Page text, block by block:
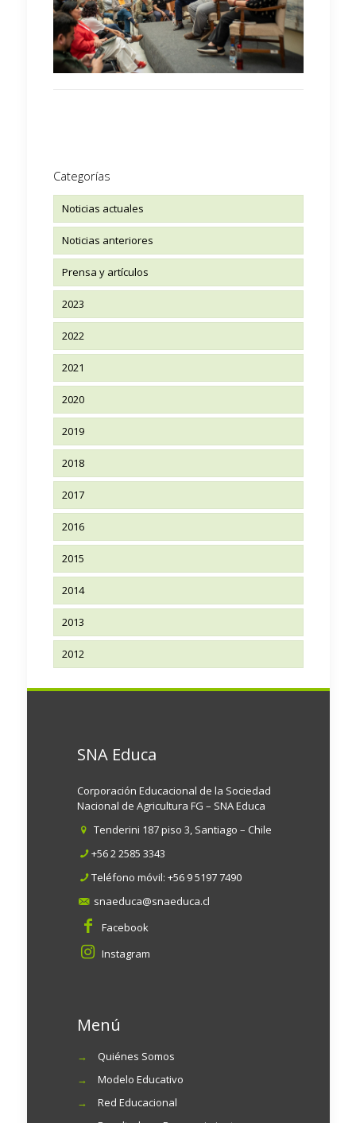
Categorías
Noticias actuales
Noticias anteriores
Prensa y artículos
2023
2022
2021
2020
2019
2018
2017
2016
2015
2014
2013
2012
SNA Educa
Corporación Educacional de la Sociedad
Nacional de Agricultura FG – SNA Educa
Tenderini 187 piso 3, Santiago – Chile
+56 2 2585 3343
Teléfono móvil: +56 9 5197 7490
snaeduca@snaeduca.cl
Facebook
Instagram
Menú
→
Quiénes Somos
→
Modelo Educativo
→
Red Educacional